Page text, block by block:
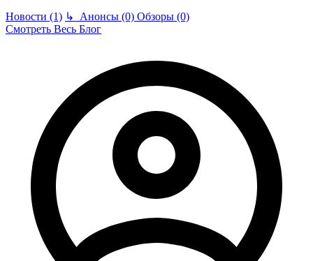
Новости (1) ↳ Анонсы (0) Обзоры (0)
Смотреть Весь Блог